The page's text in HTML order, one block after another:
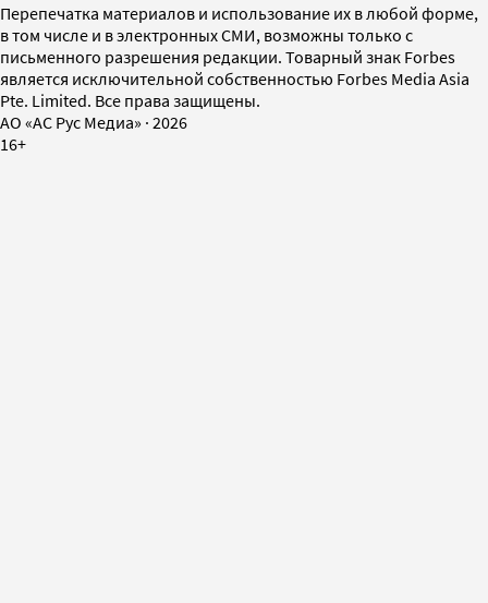
Перепечатка материалов и использование их в любой форме,
в том числе и в электронных СМИ, возможны только с
письменного разрешения редакции. Товарный знак Forbes
является исключительной собственностью Forbes Media Asia
Pte. Limited. Все права защищены.
AO «АС Рус Медиа» · 2026
16+